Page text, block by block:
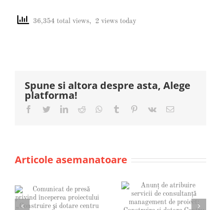
36,354 total views, 2 views today
Spune si altora despre asta, Alege
platforma!
Facebook
TwitterLinkedIn
Reddit Whatsapp
Tumblr Pinterest
Vk Email
Articole asemanatoare